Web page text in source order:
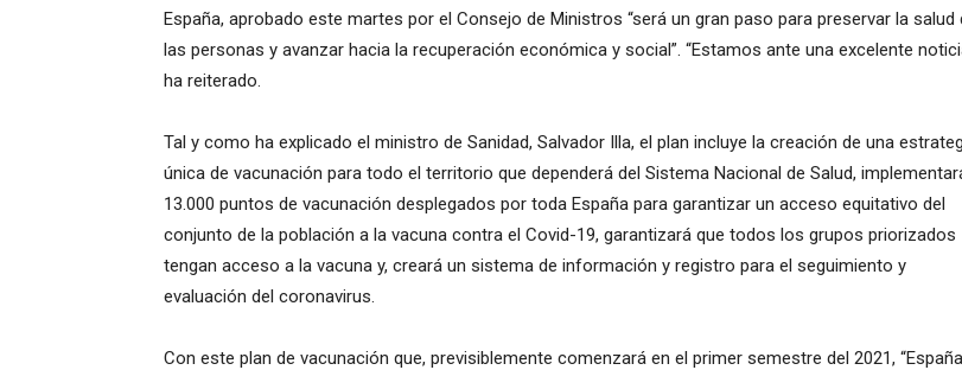
España, aprobado este martes por el Consejo de Ministros “será un gran paso para preservar la salud
las personas y avanzar hacia la recuperación económica y social”. “Estamos ante una excelente
ha reiterado.
Tal y como ha explicado el ministro de Sanidad, Salvador Illa, el plan incluye la creación de una
única de vacunación para todo el territorio que dependerá del Sistema Nacional de Salud,
13.000 puntos de vacunación desplegados por toda España para garantizar un acceso equitativo del
conjunto de la población a la vacuna contra el Covid-19, garantizará que todos los grupos priorizados
tengan acceso a la vacuna y, creará un sistema de información y registro para el seguimiento y
evaluación del coronavirus.
Con este plan de vacunación que, previsiblemente comenzará en el primer semestre del 2021,